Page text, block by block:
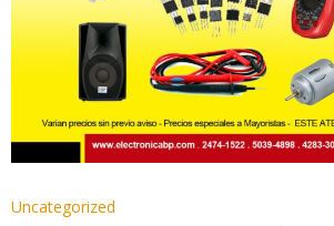
Uncategorized